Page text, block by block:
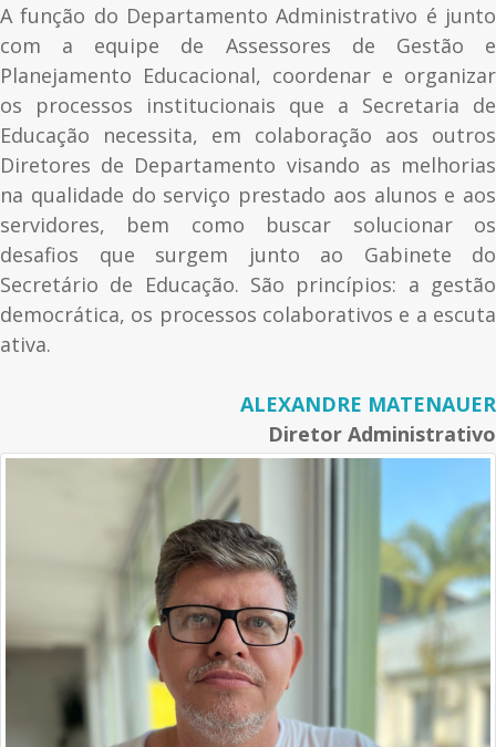
A função do Departamento Administrativo é junto
com a equipe de Assessores de Gestão e
Planejamento Educacional, coordenar e organizar
os processos institucionais que a Secretaria de
Educação necessita, em colaboração aos outros
Diretores de Departamento visando as melhorias
na qualidade do serviço prestado aos alunos e aos
servidores, bem como buscar solucionar os
desafios que surgem junto ao Gabinete do
Secretário de Educação. São princípios: a gestão
democrática, os processos colaborativos e a escuta
ativa.
ALEXANDRE MATENAUER
Diretor Administrativo